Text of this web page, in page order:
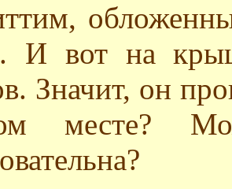
вот на
Значит, он
месте?